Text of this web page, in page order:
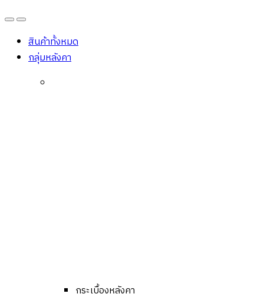
OpenClose
สินค้าทั้งหมด
กลุ่มหลังคา
กระเบื้องหลังคา